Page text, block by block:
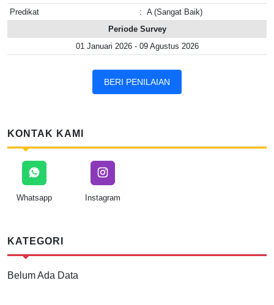
Predikat
: A (Sangat Baik)
Periode Survey
01 Januari 2026 - 09 Agustus 2026
BERI PENILAIAN
KONTAK KAMI
Whatsapp Instagram
KATEGORI
Belum Ada Data